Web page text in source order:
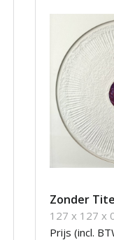
Zonder
127 x 127 x
Prijs (incl.